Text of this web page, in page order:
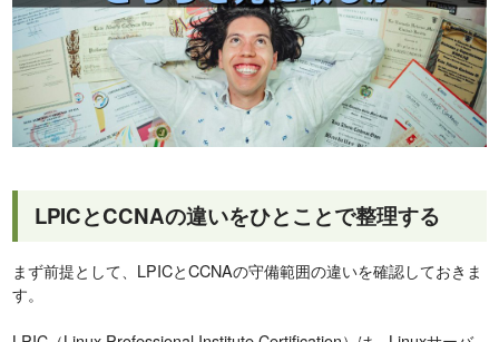
LPICとCCNAの違いをひとことで整理する
まず前提として、LPICとCCNAの守備範囲の違いを確認しておきま
す。